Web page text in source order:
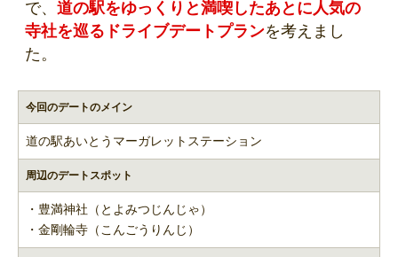
で、 道の駅をゆっくりと満喫したあとに人気の
寺社を巡るドライブデートプランを考えまし
た。
今回のデートのメイン
道の駅あいとうマーガレットステーション
周辺のデートスポット
・豊満神社（とよみつじんじゃ）
・金剛輪寺（こんごうりんじ）